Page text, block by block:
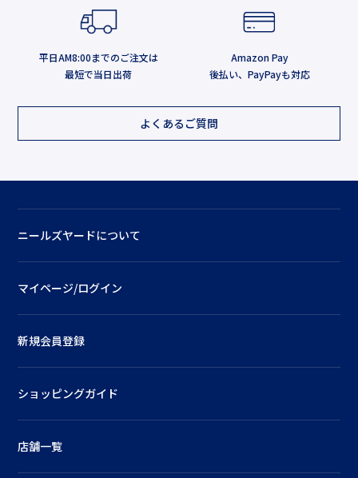
平日AM8:00までのご注文は
最短で当日出荷
Amazon Pay
後払い、PayPayも対応
よくあるご質問
ニールズヤードについて
マイページ/ログイン
新規会員登録
ショッピングガイド
店舗一覧